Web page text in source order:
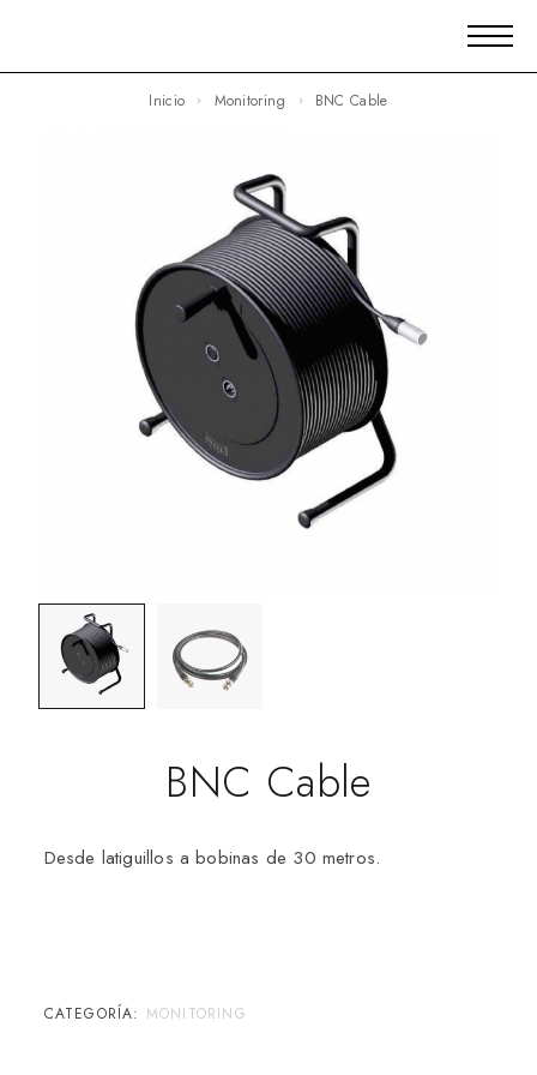
Inicio Monitoring BNC Cable
BNC Cable
Desde latiguillos a bobinas de 30 metros.
CATEGORÍA: MONITORING